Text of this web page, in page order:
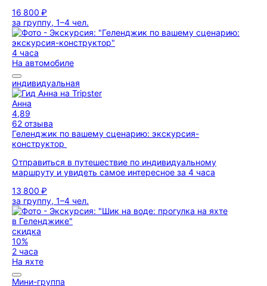
16 800 ₽
за группу, 1–4 чел.
4 часа
На автомобиле
индивидуальная
Анна
4,89
62 отзыва
Геленджик по вашему сценарию: экскурсия-
конструктор
Отправиться в путешествие по индивидуальному
маршруту и увидеть самое интересное за 4 часа
13 800 ₽
за группу, 1–4 чел.
скидка
10%
2 часа
На яхте
Мини-группа